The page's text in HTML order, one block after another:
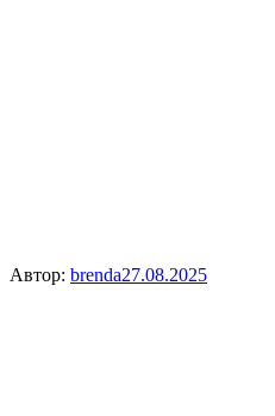
Автор: brenda27.08.2025